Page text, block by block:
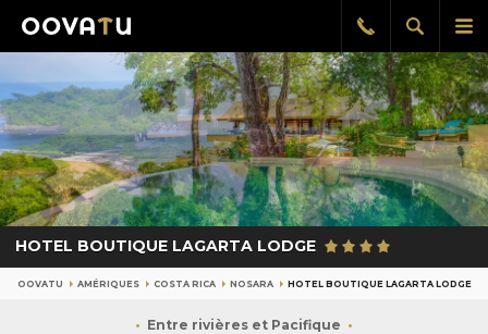
le
Afficher
la
Rappel
gratuit
HOTEL BOUTIQUE LAGARTA LODGE
OOVATU AMÉRIQUES COSTA RICA NOSARA HOTEL BOUTIQUE LAGARTA LODGE
Entre rivières et Pacifique